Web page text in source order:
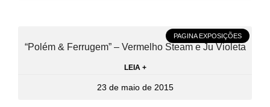
PAGINA EXPOSIÇÕES
“Polém & Ferrugem” – Vermelho Steam e Ju Violeta
LEIA +
23 de maio de 2015